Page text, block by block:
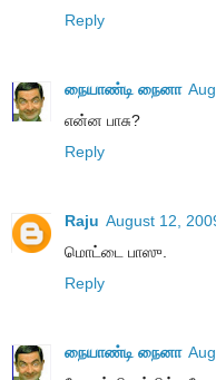
Reply
நையாண்டி நைனா
என்ன பாசு?
Reply
Raju August 12,
மொட்டை பாஸு.
Reply
நையாண்டி நைனா